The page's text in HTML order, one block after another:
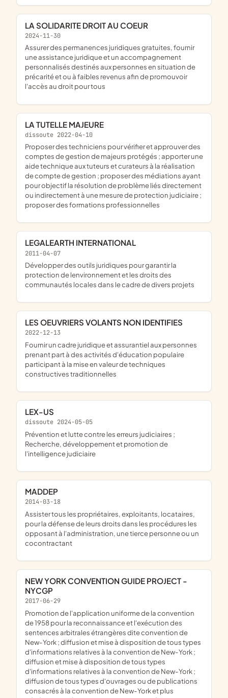
LA SOLIDARITE DROIT AU COEUR
2024-11-30
assurer des permanences juridiques gratuites, fournir
une assistance juridique et un accompagnement
personnalisés destinés aux personnes en situation de
précarité et ou à faibles revenus afin de promouvoir
l'accès au droit pour tous
LA TUTELLE MAJEURE
dissoute 2022-04-10
proposer des techniciens pour vérifier et approuver des
comptes de gestion de majeurs protégés ; apporter une
aide technique aux tuteurs et curateurs à la réalisation
de compte de gestion ; proposer des médiations ayant
pour objectif la résolution de problème liés directement
ou indirectement à une mesure de protection judiciaire ;
proposer des formations professionnelles
LEGALEARTH INTERNATIONAL
2011-04-07
développer des outils juridiques pour garantir la
protection de lenvironnement et les droits des
communautés locales dans le cadre de divers projets
LES OEUVRIERS VOLANTS NON IDENTIFIES
2022-12-13
fournir un cadre juridique et assurantiel aux personnes
prenant part à des activités d'éducation populaire
participant à la mise en valeur de techniques
constructives traditionnelles
LEX-US
dissoute 2024-05-05
prévention et lutte contre les erreurs judiciaires ;
Recherche, développement et promotion de
l'intelligence judiciaire
MADDEP
2014-03-18
assister tous les propriétaires, exploitants, locataires,
pour la défense de leurs droits dans les procédures les
opposant à l'administration, une tierce personne ou un
cocontractant
NEW YORK CONVENTION GUIDE PROJECT -
NYCGP
2017-06-29
promotion de l'application uniforme de la convention
de 1958 pour la reconnaissance et l'exécution des
sentences arbitrales étrangères dite convention de
New-York ; diffusion et mise à disposition de tous types
d'informations relatives à la convention de New-York ;
diffusion et mise à disposition de tous types
d'informations relatives à la convention de New-York ;
diffusion de tous types d'ouvrages ou de publications
consacrés à la convention de New-York et plus